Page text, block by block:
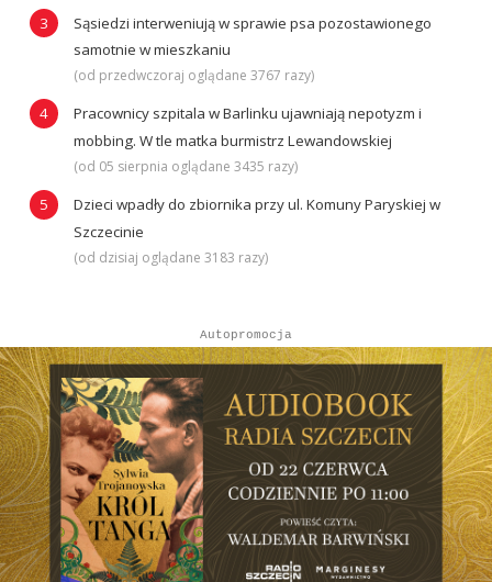
Sąsiedzi interweniują w sprawie psa pozostawionego
samotnie w mieszkaniu
(od przedwczoraj oglądane 3767 razy)
Pracownicy szpitala w Barlinku ujawniają nepotyzm i
mobbing. W tle matka burmistrz Lewandowskiej
(od 05 sierpnia oglądane 3435 razy)
Dzieci wpadły do zbiornika przy ul. Komuny Paryskiej w
Szczecinie
(od dzisiaj oglądane 3183 razy)
Autopromocja